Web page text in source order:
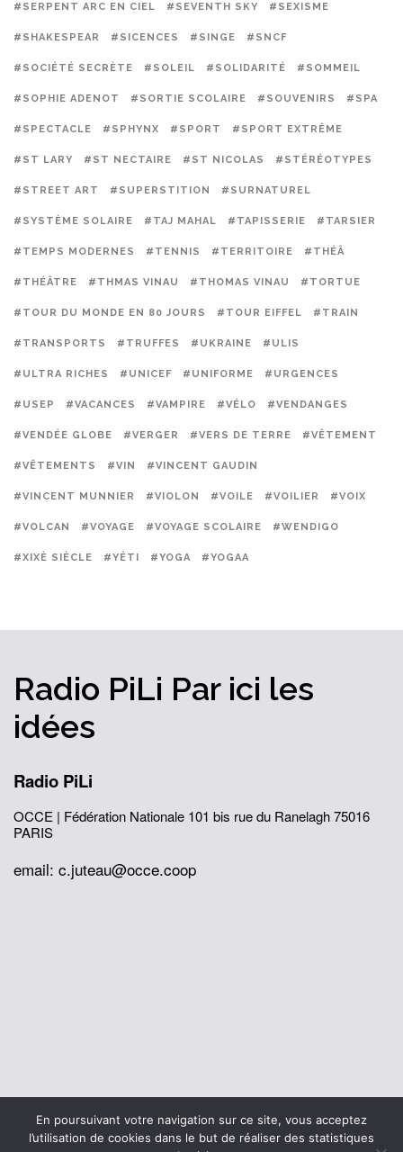
#SERPENT ARC EN CIEL #SEVENTH SKY #SEXISME
#SHAKESPEAR #SICENCES #SINGE #SNCF
#SOCIÉTÉ SECRÈTE #SOLEIL #SOLIDARITÉ #SOMMEIL
#SOPHIE ADENOT #SORTIE SCOLAIRE #SOUVENIRS #SPA
#SPECTACLE #SPHYNX #SPORT #SPORT EXTRÊME
#ST LARY #ST NECTAIRE #ST NICOLAS #STÉRÉOTYPES
#STREET ART #SUPERSTITION #SURNATUREL
#SYSTÈME SOLAIRE #TAJ MAHAL #TAPISSERIE #TARSIER
#TEMPS MODERNES #TENNIS #TERRITOIRE #THÉÂ
#THÉÂTRE #THMAS VINAU #THOMAS VINAU #TORTUE
#TOUR DU MONDE EN 80 JOURS #TOUR EIFFEL #TRAIN
#TRANSPORTS #TRUFFES #UKRAINE #ULIS
#ULTRA RICHES #UNICEF #UNIFORME #URGENCES
#USEP #VACANCES #VAMPIRE #VÉLO #VENDANGES
#VENDÉE GLOBE #VERGER #VERS DE TERRE #VÊTEMENT
#VÊTEMENTS #VIN #VINCENT GAUDIN
#VINCENT MUNNIER #VIOLON #VOILE #VOILIER #VOIX
#VOLCAN #VOYAGE #VOYAGE SCOLAIRE #WENDIGO
#XIXÈ SIÈCLE #YÉTI #YOGA #YOGAA
Radio PiLi Par ici les
idées
Radio PiLi
OCCE | Fédération Nationale 101 bis rue du Ranelagh75016
PARIS
email: c.juteau@occe.coop
© 2026 Office Central de la Coopération à l'École
Mentions légales
Politique de confidentialité
En poursuivant votre navigation sur ce site, vous acceptez
l’utilisation de cookies dans le but de réaliser des statistiques